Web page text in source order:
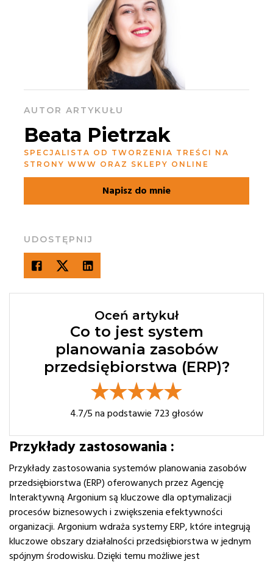
AUTOR ARTYKUŁU
Beata Pietrzak
SPECJALISTA OD TWORZENIA TREŚCI NA
STRONY WWW ORAZ SKLEPY ONLINE
Napisz do mnie
UDOSTĘPNIJ
Oceń artykuł
Co to jest system
planowania zasobów
przedsiębiorstwa (ERP)?
4.7/5 na podstawie 723 głosów
Przykłady zastosowania :
Przykłady zastosowania systemów planowania zasobów
przedsiębiorstwa (ERP) oferowanych przez Agencję
Interaktywną Argonium są kluczowe dla optymalizacji
procesów biznesowych i zwiększenia efektywności
organizacji. Argonium wdraża systemy ERP, które integrują
kluczowe obszary działalności przedsiębiorstwa w jednym
spójnym środowisku. Dzięki temu możliwe jest